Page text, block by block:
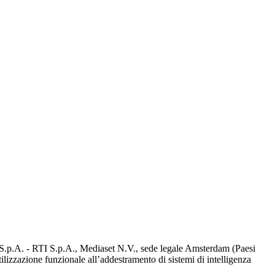
- RTI S.p.A., Mediaset N.V., sede legale Amsterdam (Paesi
funzionale all’addestramento di sistemi di intelligenza